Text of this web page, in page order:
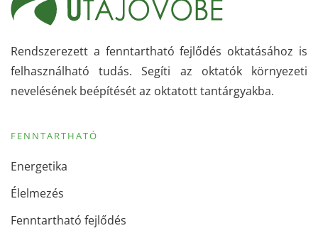
Rendszerezett a fenntartható fejlődés oktatásához is
felhasználható tudás. Segíti az oktatók környezeti
nevelésének beépítését az oktatott tantárgyakba.
FENNTARTHATÓ
Energetika
Élelmezés
Fenntartható fejlődés